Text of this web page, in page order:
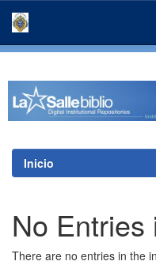
Inicio
No Entries
There are no entries in the